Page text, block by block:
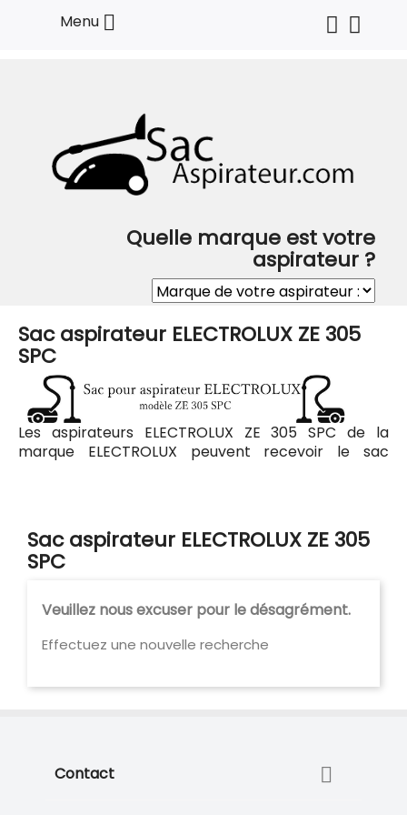
Menu 
Quelle marque est votre
aspirateur ?
Sac aspirateur ELECTROLUX ZE 305
SPC
Les aspirateurs ELECTROLUX ZE 305 SPC de la
marque ELECTROLUX peuvent recevoir le sac
SPC sont listés ci-dessous.
Sac aspirateur ELECTROLUX ZE 305
SPC
Veuillez nous excuser pour le désagrément.
Effectuez une nouvelle recherche
Contact 